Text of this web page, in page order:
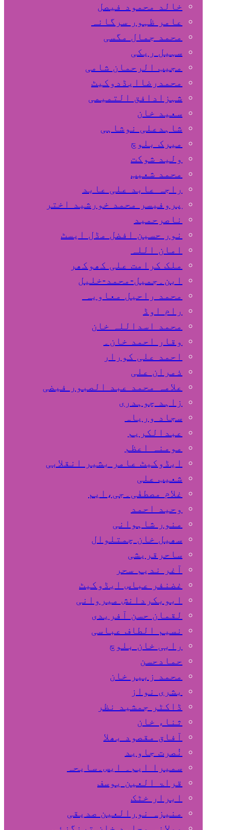
خالد محمود فیصل
عامر ظہور سرگانہ
محمد جمال مگسی
سہیل ريكی
مجیب الرحمان شامی
محمدرضاایڈدوکیٹ
شہزادافق التمیمی
سعید خان
شاہدعلی نوشاہی
میرک بلوچ
ولید شوکت
محمد شعیب
راجہ عابد علی عابد
پروفیسر محمد خورشید اختر
ناصرحمید
نور حسین افضل مڈل ایسٹ
امان اللہ
ملک کرامت علی کھوکھر
ابن۔جمیل-محمد-خلیل
محمد راحیل معاویہ
رام اوڈ
محمد اسداللہ خان
وقار احمد خان۔
احمد علی کورار
ذمران علی
علامہ محمد عبد الصبور فیضی
زاہد چوہدری
سجاد وریاہ
عبدالکریم
مومنہ اعظم
ایڈوکیٹ عامر بشیر انقلابی
شعیب علی
غلام مصطفٰی۔جی،ایم
وحید احمد
منور شاہوانی
سھیل خان چمتلوال
ساحرقریشی
آغر ندیم سحر
غضنفر عباس ایڈوکیٹ
ابوبکردانش میروانی
لقمان حسن آفریدی
نسیم الطاف عباسی
رابی خان بلوچ
حمادحسن
محمد زبیر خان
بشری نواز
ڈاکٹر جمشید نظر
ثناء خان
آفاق مقصود بھلا
نُصرت جاوید
سمیرا ایم۔ ایس۔سایحہ
قراۃ العین یوسف
ابرار خٹک
منیزہ نورالعین صدیقی